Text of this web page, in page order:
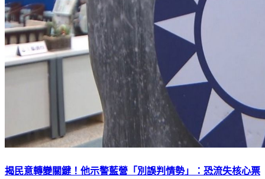
揭民意轉變關鍵！他示警藍營「別誤判情勢」：恐流失核心票